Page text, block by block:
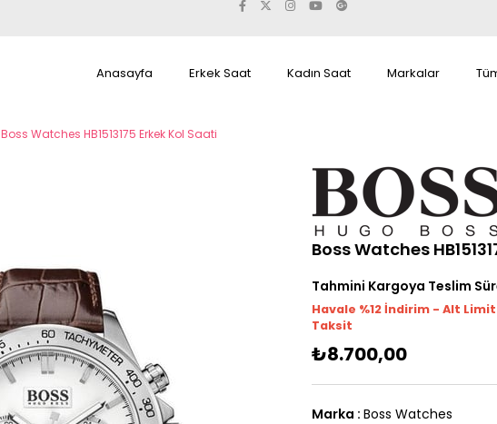
Anasayfa Erkek Saat Kadın Saat Markalar
Boss Watches HB1513175 Erkek Kol Saati
Boss Watches
Tahmini Kargoya Teslim
Havale %12 İndirim - Alt Limit
Taksit
₺8.700,00
Marka : Boss Watches